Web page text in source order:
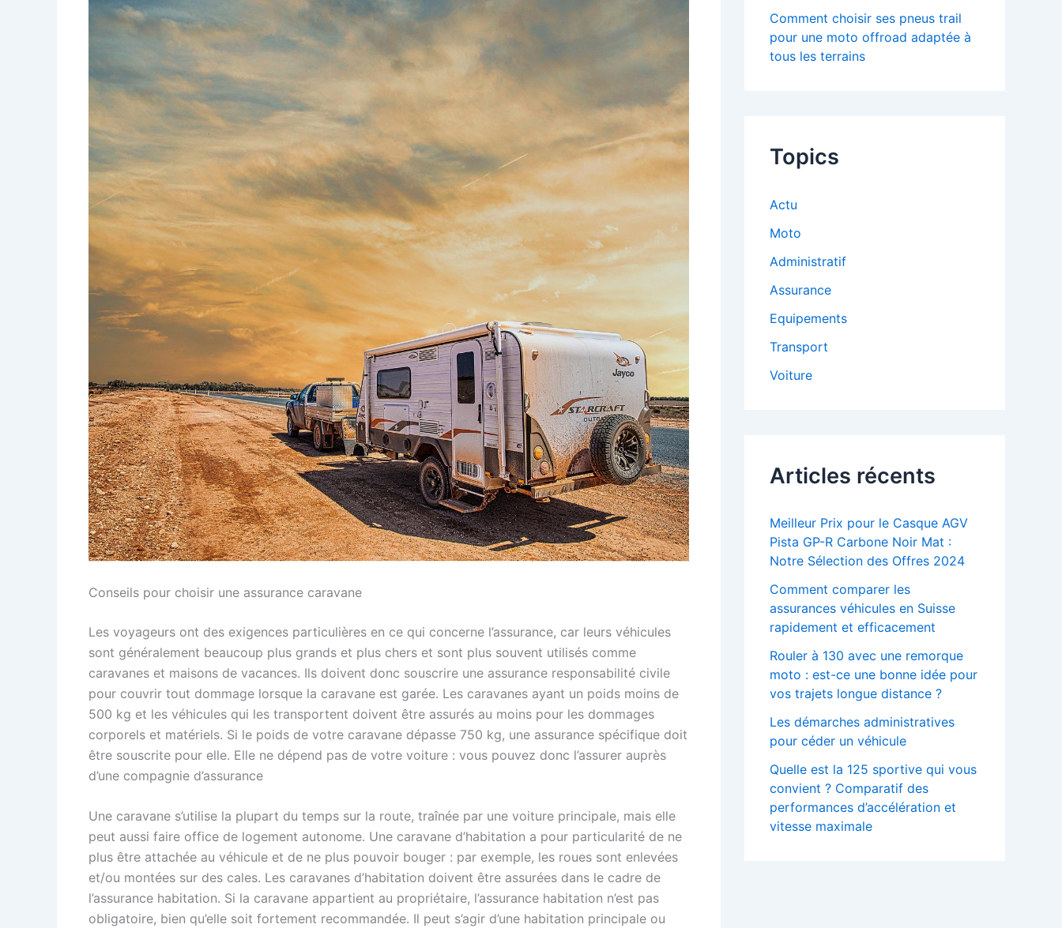
Conseils pour choisir une assurance caravane
Les voyageurs ont des exigences particulières en ce qui concerne l’assurance, car leurs véhicules
sont généralement beaucoup plus grands et plus chers et sont plus souvent utilisés comme
caravanes et maisons de vacances. Ils doivent donc souscrire une assurance responsabilité civile
pour couvrir tout dommage lorsque la caravane est garée. Les caravanes ayant un poids moins de
500 kg et les véhicules qui les transportent doivent être assurés au moins pour les dommages
corporels et matériels. Si le poids de votre caravane dépasse 750 kg, une assurance spécifique doit
être souscrite pour elle. Elle ne dépend pas de votre voiture : vous pouvez donc l’assurer auprès
d’une compagnie d’assurance
Une caravane s’utilise la plupart du temps sur la route, traînée par une voiture principale, mais elle
peut aussi faire office de logement autonome. Une caravane d’habitation a pour particularité de ne
plus être attachée au véhicule et de ne plus pouvoir bouger : par exemple, les roues sont enlevées
et/ou montées sur des cales. Les caravanes d’habitation doivent être assurées dans le cadre de
l’assurance habitation. Si la caravane appartient au propriétaire, l’assurance habitation n’est pas
obligatoire, bien qu’elle soit fortement recommandée. Il peut s’agir d’une habitation principale ou
Comment choisir ses pneus trail
pour une moto offroad adaptée à
tous les terrains
Topics
Actu
Moto
Administratif
Assurance
Equipements
Transport
Voiture
Articles récents
Meilleur Prix pour le Casque AGV
Pista GP-R Carbone Noir Mat :
Notre Sélection des Offres 2024
Comment comparer les
assurances véhicules en Suisse
rapidement et efficacement
Rouler à 130 avec une remorque
moto : est-ce une bonne idée pour
vos trajets longue distance ?
Les démarches administratives
pour céder un véhicule
Quelle est la 125 sportive qui vous
convient ? Comparatif des
performances d’accélération et
vitesse maximale